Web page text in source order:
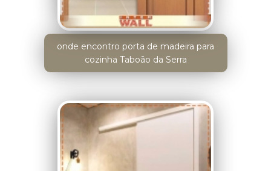
onde encontro porta de madeira para
cozinha Taboão da Serra